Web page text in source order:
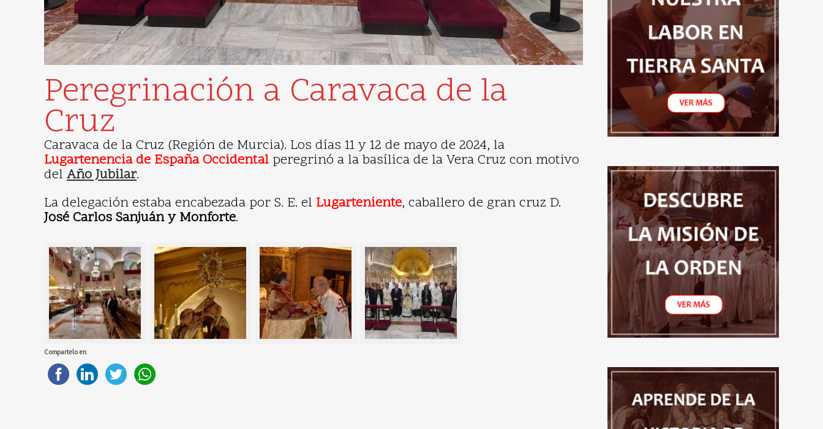
Peregrinación a Caravaca de la
Cruz
Caravaca de la Cruz (Región de Murcia). Los días 11 y 12 de mayo de 2024, la
Lugartenencia de España Occidental peregrinó a la basílica de la Vera Cruz con motivo
del Año Jubilar.
La delegación estaba encabezada por S. E. el Lugarteniente, caballero de gran cruz D.
José Carlos Sanjuán y Monforte.
Compartelo en: